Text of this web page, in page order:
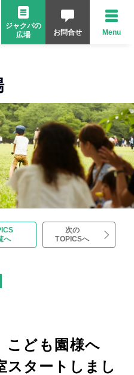
ジャクパの
広場
お問合せ Menu
へ
次の
TOPICSへ
こども園様へ
スタートしまし